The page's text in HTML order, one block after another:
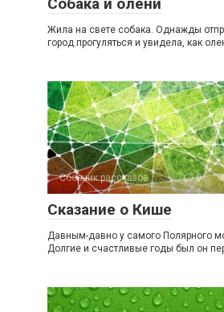
Жила на свете собака. Однажды
город прогуляться и увидела, как
Сборник рассказов 0
Сказание о Кише
Давным-давно у самого Полярного
Долгие и счастливые годы был он